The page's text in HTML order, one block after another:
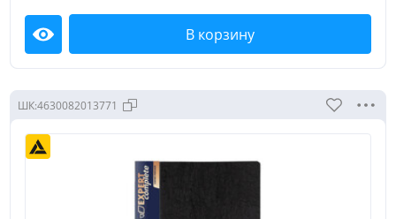
Посмотреть В корзину
ШК:4630082013771